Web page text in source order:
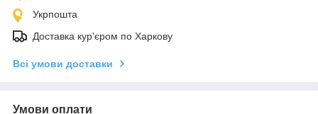
Укрпошта
Доставка кур'єром по Харкову
Всі умови доставки
Умови оплати